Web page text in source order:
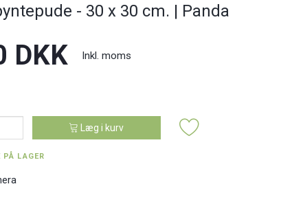
- 30 x 30 cm. | Panda
DKK Inkl. moms
Læg i kurv
LAGER